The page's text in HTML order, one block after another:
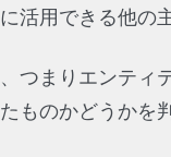
活用できる他の
、つまりエンティ
ものかどうかを